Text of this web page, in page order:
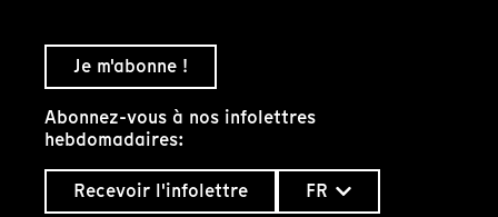
Je m'abonne !
Abonnez-vous à nos infolettres
hebdomadaires:
Recevoir l'infolettre
FR